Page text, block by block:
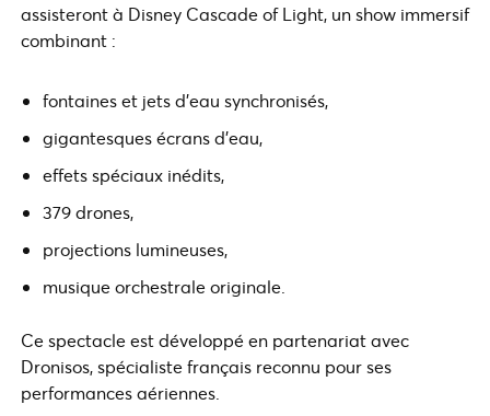
assisteront à Disney Cascade of Light, un show immersif
combinant :
fontaines et jets d’eau synchronisés,
gigantesques écrans d’eau,
effets spéciaux inédits,
379 drones,
projections lumineuses,
musique orchestrale originale.
Ce spectacle est développé en partenariat avec
Dronisos, spécialiste français reconnu pour ses
performances aériennes.